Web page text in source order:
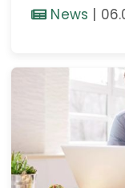
News |